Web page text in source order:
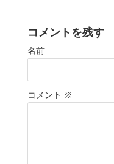
コメントを残す
名前
コメント ※